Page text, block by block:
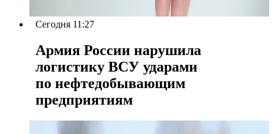
Сегодня 11:27
Армия России нарушила
логистику ВСУ ударами
по нефтедобывающим
предприятиям